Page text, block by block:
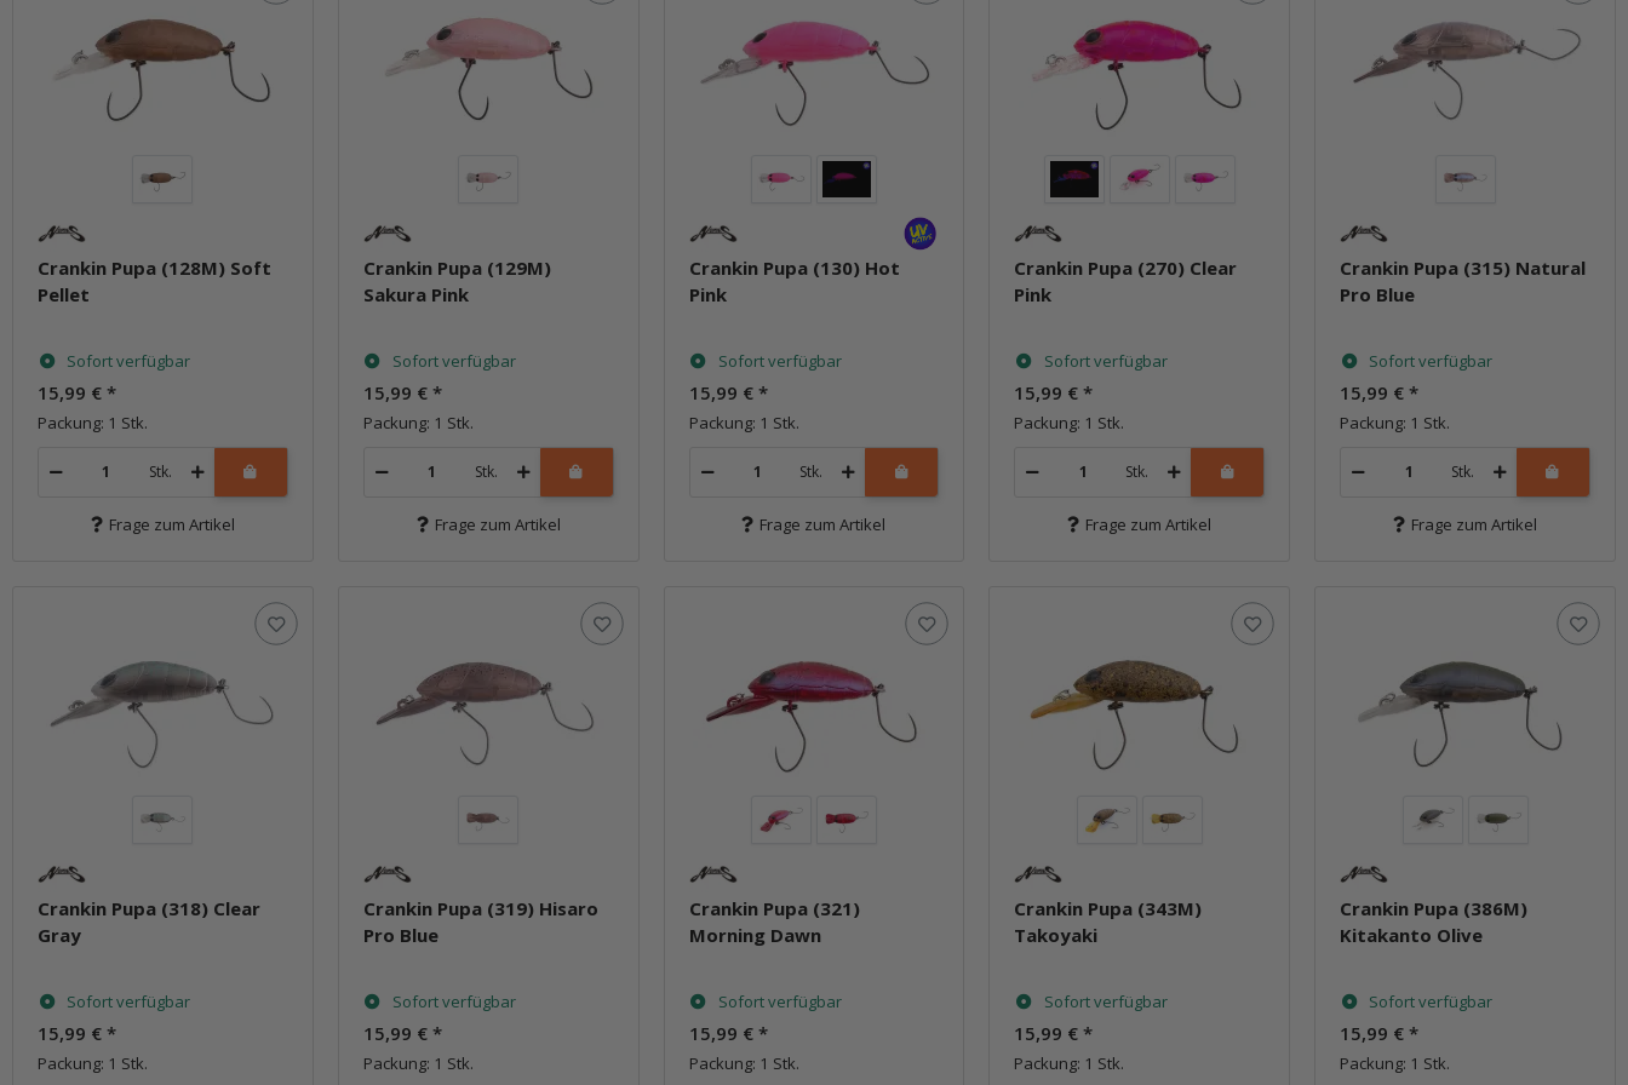
Crankin Pupa (128M) Soft
Pellet
Sofort verfügbar
15,99 € *
Packung: 1 Stk.
Stk.
Frage zum Artikel
Crankin Pupa (129M)
Sakura Pink
Sofort verfügbar
15,99 € *
Packung: 1 Stk.
Stk.
Frage zum Artikel
Crankin Pupa (130) Hot
Pink
Sofort verfügbar
15,99 € *
Packung: 1 Stk.
Stk.
Frage zum Artikel
Crankin Pupa (270) Clear
Pink
Sofort verfügbar
15,99 €*
Packung: 1 Stk.
Stk.
Frage zum Artikel
Crankin Pupa (315) Natural
Pro Blue
Sofort verfügbar
15,99 €*
Packung: 1 Stk.
Stk.
Frage zum Artikel
Crankin Pupa (318) Clear
Gray
Sofort verfügbar
15,99 € *
Packung: 1 Stk.
Crankin Pupa (319) Hisaro
Pro Blue
Sofort verfügbar
15,99 € *
Packung: 1 Stk.
Crankin Pupa (321)
Morning Dawn
Sofort verfügbar
15,99 € *
Packung: 1 Stk.
Crankin Pupa (343M)
Takoyaki
Sofort verfügbar
15,99 €*
Packung: 1 Stk.
Crankin Pupa (386M)
Kitakanto Olive
Sofort verfügbar
15,99 €*
Packung: 1 Stk.